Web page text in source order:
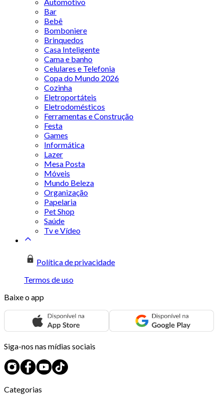
Bar
Bebê
Bomboniere
Brinquedos
Casa Inteligente
Cama e banho
Celulares e Telefonia
Copa do Mundo 2026
Cozinha
Eletroportáteis
Eletrodomésticos
Ferramentas e Construção
Festa
Games
Informática
Lazer
Mesa Posta
Móveis
Mundo Beleza
Organização
Papelaria
Pet Shop
Saúde
Tv e Vídeo
Política de privacidade
Termos de uso
Baixe o app
Siga-nos nas mídias sociais
Categorias